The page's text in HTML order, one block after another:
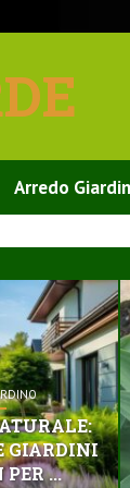
Arredo
GIARDINI
PER ...